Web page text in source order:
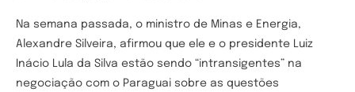
Na semana passada, o ministro de Minas e Energia,
Alexandre Silveira, afirmou que ele e o presidente Luiz
Inácio Lula da Silva estão sendo “intransigentes” na
negociação com o Paraguai sobre as questões